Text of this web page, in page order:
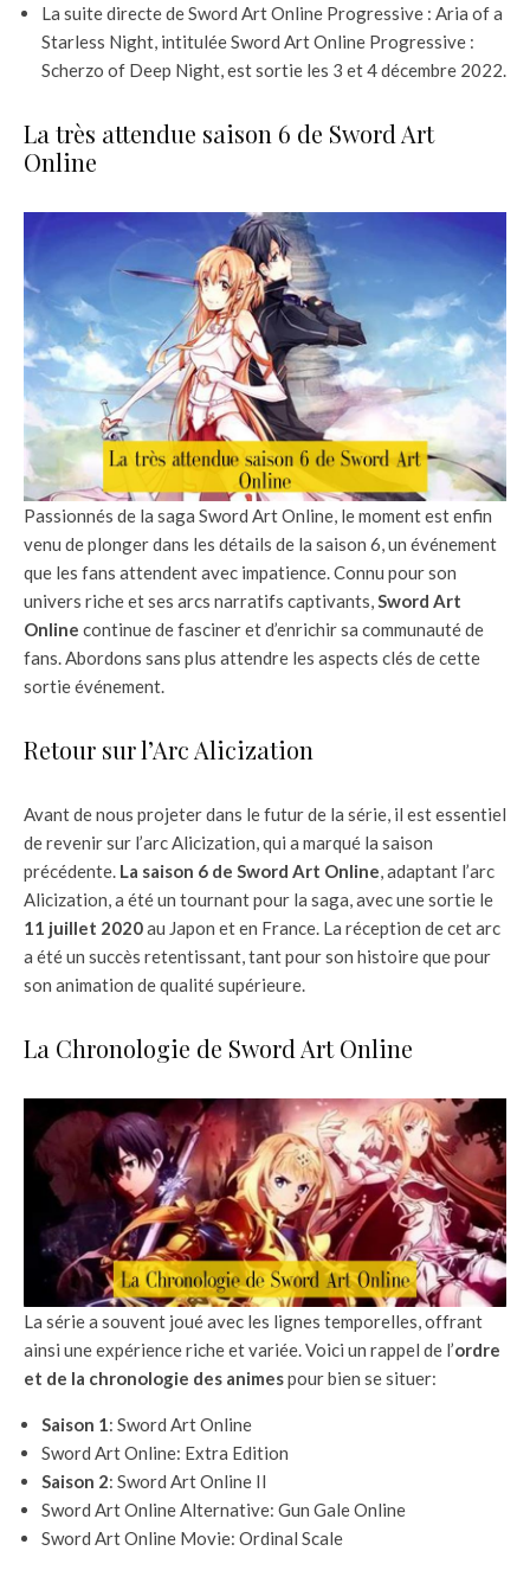
La suite directe de Sword Art Online Progressive : Aria of a
Starless Night, intitulée Sword Art Online Progressive :
Scherzo of Deep Night, est sortie les 3 et 4 décembre 2022.
La très attendue saison 6 de Sword Art
Online
Passionnés de la saga Sword Art Online, le moment est enfin
venu de plonger dans les détails de la saison 6, un événement
que les fans attendent avec impatience. Connu pour son
univers riche et ses arcs narratifs captivants,Sword Art
Online continue de fasciner et d’enrichir sa communauté de
fans. Abordons sans plus attendre les aspects clés de cette
sortie événement.
Retour sur l’Arc Alicization
Avant de nous projeter dans le futur de la série, il est essentiel
de revenir sur l’arc Alicization, qui a marqué la saison
précédente. La saison 6 de Sword Art Online, adaptant l’arc
Alicization, a été un tournant pour la saga, avec une sortie le
11 juillet 2020au Japon et en France. La réception de cet arc
a été un succès retentissant, tant pour son histoire que pour
son animation de qualité supérieure.
La Chronologie de Sword Art Online
La série a souvent joué avec les lignes temporelles, offrant
ainsi une expérience riche et variée. Voici un rappel de l’ordre
et de la chronologie des animespour bien se situer:
Saison 1: Sword Art Online
Sword Art Online: Extra Edition
Saison 2: Sword Art Online II
Sword Art Online Alternative: Gun Gale Online
Sword Art Online Movie: Ordinal Scale